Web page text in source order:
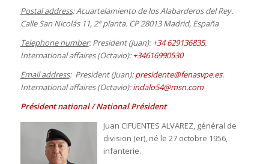
Postal address: Acuartelamiento de los Alabarderos del Rey.
Calle San Nicolás 11, 2ª planta. CP 28013 Madrid, España
Telephone number: President (Juan): +34 629136835.
International affaires (Octavio): +34616990530
Email address: President (Juan): presidente@fenasvpe.es.
International affaires (Octavio): indalo54@msn.com
Président national / National Président
Juan CIFUENTES ALVAREZ, général de
division (er), né le 27 octobre 1956,
infanterie.